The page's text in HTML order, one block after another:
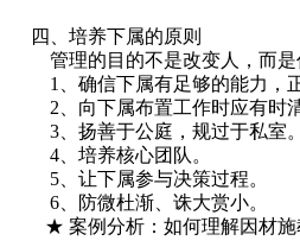
四、培养下属的原则
管理的目的不是改变人，而是
1、确信下属有足够的能力，
2、向下属布置工作时应有时清
3、扬善于公庭，规过于私室。
4、培养核心团队。
5、让下属参与决策过程。
6、防微杜渐、诛大赏小。
★ 案例分析：如何理解因材施